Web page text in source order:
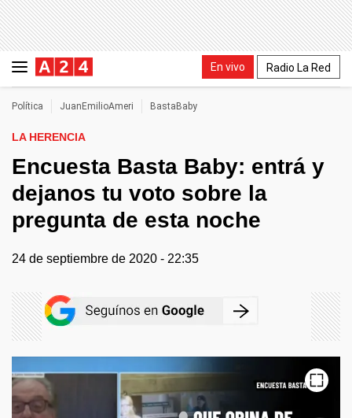
En vivo Radio La Red
Política JuanEmilioAmeri BastaBaby
LA HERENCIA
Encuesta Basta Baby: entrá y
dejanos tu voto sobre la
pregunta de esta noche
24 de septiembre de 2020 - 22:35